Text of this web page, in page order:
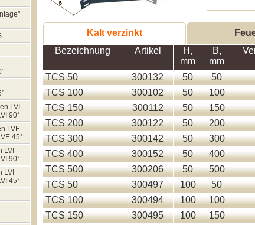
LVI
90°
LVE
45°
LVI
90°
LVI
45°
Kalt verzinkt
Bezeichnung
Artikel
H,
mm
B,
mm
TCS 50
300132 50 50
TCS 100
300102 50 100
TCS 150
300112 50 150
TCS 200
300122 50 200
TCS 300
300142 50 300
TCS 400
300152 50 400
TCS 500
300206 50 500
TCS 50
300497 100 50
TCS 100
300494 100 100
TCS 150
300495 100 150